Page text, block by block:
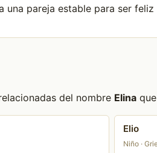
una pareja estable para ser feliz
del nombre Elina
Elio
Niño ·